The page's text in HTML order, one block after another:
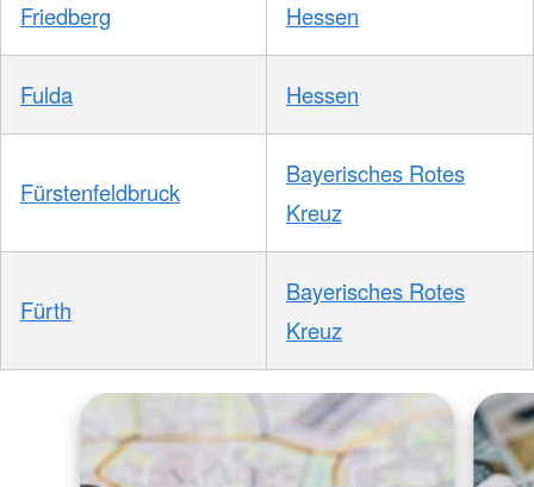
Friedberg Hessen
Fulda Hessen
Fürstenfeldbruck
Bayerisches Rotes
Kreuz
Fürth
Bayerisches Rotes
Kreuz